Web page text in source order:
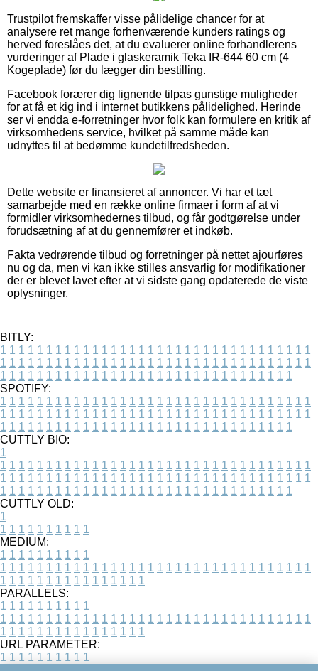
Trustpilot fremskaffer visse pålidelige chancer for at
analysere ret mange forhenværende kunders ratings og
herved foreslåes det, at du evaluerer online forhandlerens
vurderinger af Plade i glaskeramik Teka IR-644 60 cm (4
Kogeplade) før du lægger din bestilling.
Facebook forærer dig lignende tilpas gunstige muligheder
for at få et kig ind i internet butikkens pålidelighed. Herinde
ser vi endda e-forretninger hvor folk kan formulere en kritik af
virksomhedens service, hvilket på samme måde kan
udnyttes til at bedømme kundetilfredsheden.
Dette website er finansieret af annoncer. Vi har et tæt
samarbejde med en række online firmaer i form af at vi
formidler virksomhedernes tilbud, og får godtgørelse under
forudsætning af at du gennemfører et indkøb.
Fakta vedrørende tilbud og forretninger på nettet ajourføres
nu og da, men vi kan ikke stilles ansvarlig for modifikationer
der er blevet lavet efter at vi sidste gang opdaterede de viste
oplysninger.
BITLY:
1 1 1 1 1 1 1 1 1 1 1 1 1 1 1 1 1 1 1 1 1 1 1 1 1 1 1 1 1 1 1 1 1 1
1 1 1 1 1 1 1 1 1 1 1 1 1 1 1 1 1 1 1 1 1 1 1 1 1 1 1 1 1 1 1 1 1 1
1 1 1 1 1 1 1 1 1 1 1 1 1 1 1 1 1 1 1 1 1 1 1 1 1 1 1 1 1 1 1 1
SPOTIFY:
1 1 1 1 1 1 1 1 1 1 1 1 1 1 1 1 1 1 1 1 1 1 1 1 1 1 1 1 1 1 1 1 1 1
1 1 1 1 1 1 1 1 1 1 1 1 1 1 1 1 1 1 1 1 1 1 1 1 1 1 1 1 1 1 1 1 1 1
1 1 1 1 1 1 1 1 1 1 1 1 1 1 1 1 1 1 1 1 1 1 1 1 1 1 1 1 1 1 1 1
CUTTLY BIO:
1
1 1 1 1 1 1 1 1 1 1 1 1 1 1 1 1 1 1 1 1 1 1 1 1 1 1 1 1 1 1 1 1 1 1
1 1 1 1 1 1 1 1 1 1 1 1 1 1 1 1 1 1 1 1 1 1 1 1 1 1 1 1 1 1 1 1 1 1
1 1 1 1 1 1 1 1 1 1 1 1 1 1 1 1 1 1 1 1 1 1 1 1 1 1 1 1 1 1 1 1
CUTTLY OLD:
1
1 1 1 1 1 1 1 1 1 1
MEDIUM:
1 1 1 1 1 1 1 1 1 1
1 1 1 1 1 1 1 1 1 1 1 1 1 1 1 1 1 1 1 1 1 1 1 1 1 1 1 1 1 1 1 1 1 1
1 1 1 1 1 1 1 1 1 1 1 1 1 1 1 1
PARALLELS:
1 1 1 1 1 1 1 1 1 1
1 1 1 1 1 1 1 1 1 1 1 1 1 1 1 1 1 1 1 1 1 1 1 1 1 1 1 1 1 1 1 1 1 1
1 1 1 1 1 1 1 1 1 1 1 1 1 1 1 1
URL PARAMETER:
1 1 1 1 1 1 1 1 1 1